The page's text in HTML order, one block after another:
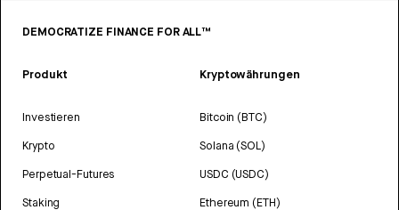
DEMOCRATIZE FINANCE FOR ALL™
Produkt
Investieren
Krypto
Perpetual-Futures
Staking
Kryptowährungen
Bitcoin (BTC)
Solana (SOL)
USDC (USDC)
Ethereum (ETH)